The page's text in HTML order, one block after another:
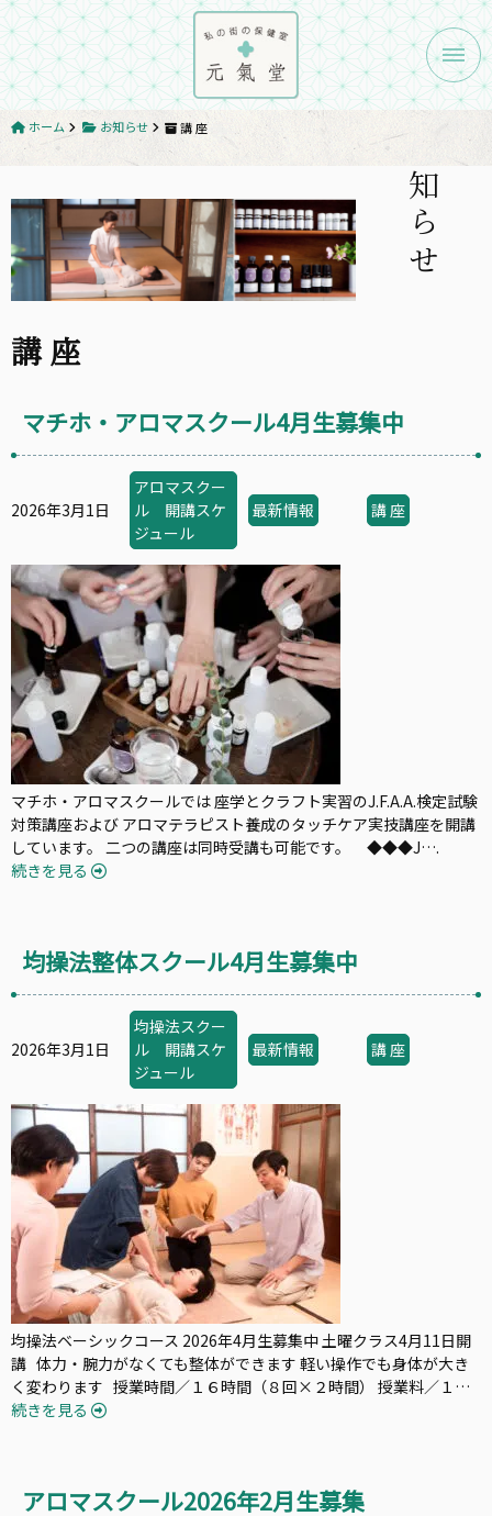
メニ
ホーム お知らせ 講 座
講 座
お知らせ
マチホ・アロマスクール4月生募集中
2026年3月1日
アロマスクー
ル 開講スケ
ジュール
最新情報 講 座
マチホ・アロマスクールでは 座学とクラフト実習のJ.F.A.A.検定試験
対策講座および アロマテラピスト養成のタッチケア実技講座を開講
しています。 二つの講座は同時受講も可能です。 ◆◆◆J….
続きを見る
均操法整体スクール4月生募集中
2026年3月1日
均操法スクー
ル 開講スケ
ジュール
最新情報 講 座
均操法ベーシックコース 2026年4月生募集中 土曜クラス4月11日開
講 体力・腕力がなくても整体ができます 軽い操作でも身体が大き
く変わります 授業時間／１６時間（８回×２時間） 授業料／１…
続きを見る
アロマスクール2026年2月生募集